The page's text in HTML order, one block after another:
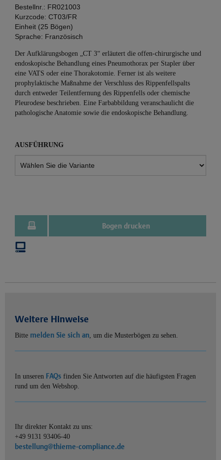
Bestellnr.: FR021003
Kurzcode: CT03/FR
Einheit (25 Bögen)
Sprache: Französisch
Der Aufklärungsbogen „CT 3“ erläutert die offen-chirurgische und
endoskopische Behandlung eines Pneumothorax per Stapler über
eine VATS oder eine Thorakotomie. Ferner ist als weitere
prophylaktische Maßnahme der Verschluss des Rippenfellspalts
durch entweder Teilentfernung des Rippenfells oder chemische
Pleurodese beschrieben. Eine Farbabbildung veranschaulicht die
pathologische Anatomie sowie die endoskopische Behandlung.
AUSFÜHRUNG
Bogen drucken
Weitere Hinweise
Bitte melden Sie sich an, um die Musterbögen zu sehen.
In unseren FAQs finden Sie Antworten auf die häufigsten Fragen
rund um den Webshop.
Ihr direkter Kontakt zu uns:
+49 9131 93406-40
bestellung@thieme-compliance.de